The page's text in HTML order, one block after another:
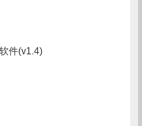
件(v1.4)